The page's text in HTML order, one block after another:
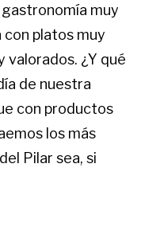
muy
con platos muy
¿Y qué
de nuestra
con productos
los más
Pilar sea, si